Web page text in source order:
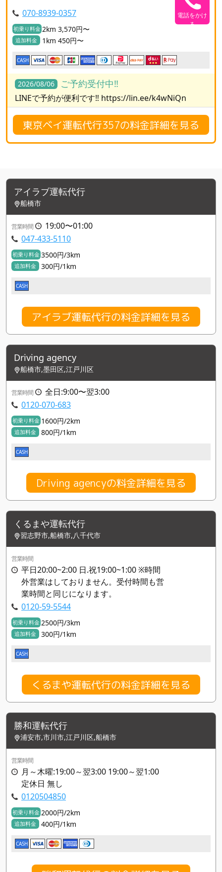
070-8939-0357
初乗り料金 2km 3,570円〜
追加料金 1km 450円〜
電話をかけ
る
CASH
2026/08/06 ご予約受付中‼️
LINEで予約が便利です‼️ https://lin.ee/k4wNiQn
東京ベイ運転代行357の料金詳細を見る
アイラブ運転代行
船橋市
営業時間
19:00〜01:00
047-433-5110
初乗り料金 3500円/3km
追加料金 300円/1km
CASH
アイラブ運転代行の料金詳細を見る
Driving agency
船橋市,墨田区,江戸川区
営業時間
全日:9:00〜翌3:00
0120-070-683
初乗り料金 1600円/2km
追加料金 800円/1km
CASH
Driving agencyの料金詳細を見る
くるまや運転代行
習志野市,船橋市,八千代市
営業時間
平日20:00~2:00 日.祝19:00~1:00 ※時間
外営業はしておりません。受付時間も営
業時間と同じになります。
0120-59-5544
初乗り料金 2500円/3km
追加料金 300円/1km
CASH
くるまや運転代行の料金詳細を見る
勝和運転代行
浦安市,市川市,江戸川区,船橋市
営業時間
月～木曜:19:00～翌3:00 19:00～翌1:00
定休日 無し
0120504850
初乗り料金 2000円/2km
追加料金 400円/1km
CASH